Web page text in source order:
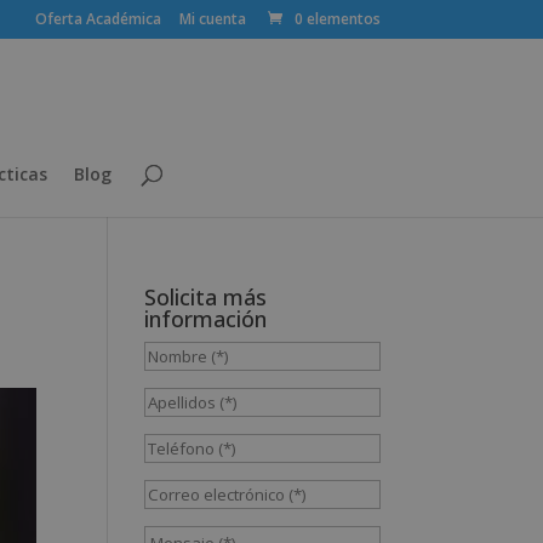
Oferta Académica Mi cuenta 0 elementos
Blog
Solicita más
información